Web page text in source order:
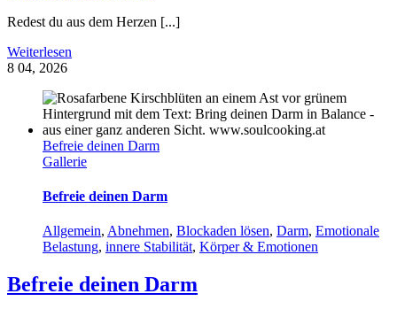
Redest du aus dem Herzen [...]
Weiterlesen
8 04, 2026
Befreie deinen Darm
Gallerie
Befreie deinen Darm
Allgemein, Abnehmen, Blockaden lösen, Darm, Emotionale
Belastung, innere Stabilität, Körper & Emotionen
Befreie deinen Darm